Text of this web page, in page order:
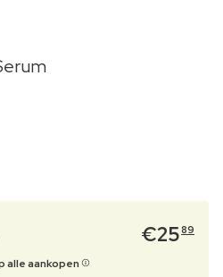
€2589
alle aankopen